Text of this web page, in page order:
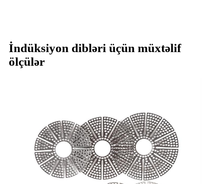
İndüksiyon dibləri üçün müxtəlif
ölçülər